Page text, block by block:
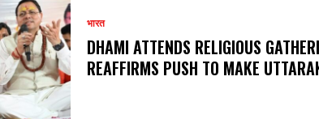
भारत
DHAMI ATTENDS RELIGIOUS
REAFFIRMS PUSH TO MAKE